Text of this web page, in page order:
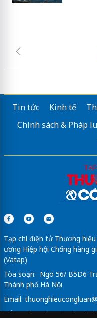
Tin tức Kinh tế
Chính sách & Pháp
Tạp chí điện tử Thương
ương Hiệp hội Chống hàng
(Vatap)
Tòa soạn: Ngõ 56/ B5D6
Thành phố Hà Nội
Email:
Tổng Biên Tập: Vũ Đức